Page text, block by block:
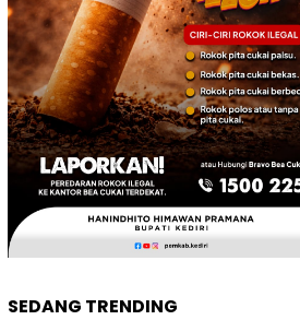
SEDANG TRENDING